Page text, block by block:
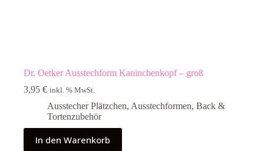
Dr. Oetker Ausstechform Kaninchenkopf – groß
3,95 € inkl. % MwSt.
Ausstecher Plätzchen, Ausstechformen, Back &
Tortenzubehör
In den Warenkorb